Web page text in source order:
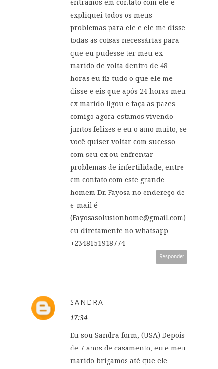
entramos em contato com ele e
expliquei todos os meus
problemas para ele e ele me disse
todas as coisas necessárias para
que eu pudesse ter meu ex
marido de volta dentro de 48
horas eu fiz tudo o que ele me
disse e eis que após 24 horas meu
ex marido ligou e faça as pazes
comigo agora estamos vivendo
juntos felizes e eu o amo muito, se
você quiser voltar com sucesso
com seu ex ou enfrentar
problemas de infertilidade, entre
em contato com este grande
homem Dr. Fayosa no endereço de
e-mail é
(Fayosasolusionhome@gmail.com)
ou diretamente no whatsapp
+2348151918774
Responder
SANDRA
17:34
Eu sou Sandra form, (USA) Depois
de 7 anos de casamento, eu e meu
marido brigamos até que ele